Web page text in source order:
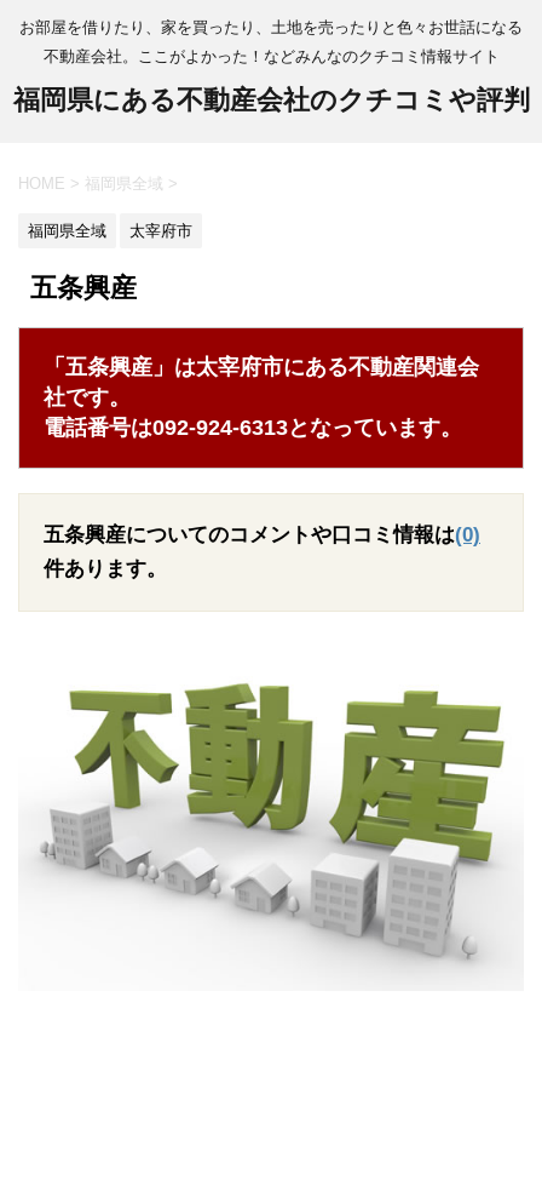
お部屋を借りたり、家を買ったり、土地を売ったりと色々お世話になる
不動産会社。ここがよかった！などみんなのクチコミ情報サイト
福岡県にある不動産会社のクチコミや評判
HOME > 福岡県全域 >
福岡県全域 太宰府市
五条興産
「五条興産」は太宰府市にある不動産関連会
社です。
電話番号は092-924-6313となっています。
五条興産についてのコメントや口コミ情報は(0)
件あります。